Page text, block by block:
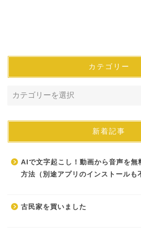
カテゴリー
新着記事
AIで文字起こし！動画から音声を無
方法（別途アプリのインストールも
古民家を買いました